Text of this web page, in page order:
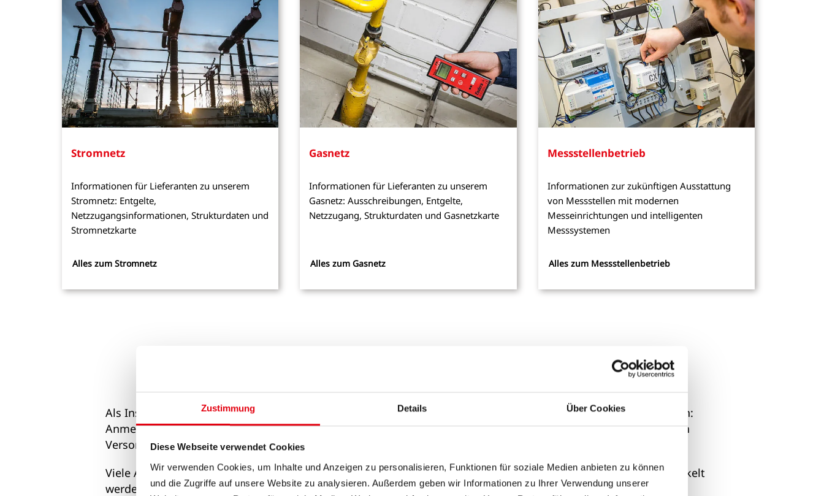
Zustimmung Details Über Cookies
Diese Webseite verwendet Cookies
Wir verwenden Cookies, um Inhalte und Anzeigen zu personalisieren, Funktionen für soziale Medien anbieten zu können
und die Zugriffe auf unsere Website zu analysieren. Außerdem geben wir Informationen zu Ihrer Verwendung unserer
Stromnetz
Informationen für Lieferanten zu unserem
Stromnetz: Entgelte,
Netzzugangsinformationen, Strukturdaten und
Stromnetzkarte
Alles zum Stromnetz
Gasnetz
Informationen für Lieferanten zu unserem
Gasnetz: Ausschreibungen, Entgelte,
Netzzugang, Strukturdaten und Gasnetzkarte
Alles zum Gasnetz
Messstellenbetrieb
Informationen zur zukünftigen Ausstattung
von Messstellen mit modernen
Messeinrichtungen und intelligenten
Messsystemen
Alles zum Messstellenbetrieb
Als Installateure finden Sie alle aktuellen Informationen für Ihren Arbeitsalltag auf den folgenden Themenseiten:
Anmeldungen und Fertigmeldungen von Erzeugungsanlagen, Anmeldung von Netzanschlüssen oder befristeten
Versorgungen, Werknormen und technische Richtlinien zu Strom, Gas, Wasser und Wärme.
Viele Anliegen können nach einer einmaligen Registrierung ganz einfach digital in unseremNetzportalabgewickelt
werden. Sofern Dokumente noch notwendig sind, stellen wir Ihnen als PDF zur Verfügung.